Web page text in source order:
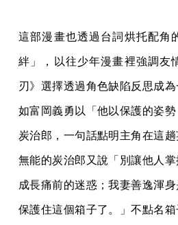
這部漫畫也透過台詞烘托配角
絆」，以往少年漫畫裡強調友
刃》選擇透過角色缺陷反思成
如富岡義勇以「他以保護的姿
炭治郎，一句話點明主角在這
無能的炭治郎又說「別讓他人
成長痛前的迷惑；我妻善逸渾
保護住這個箱子了。」不點名